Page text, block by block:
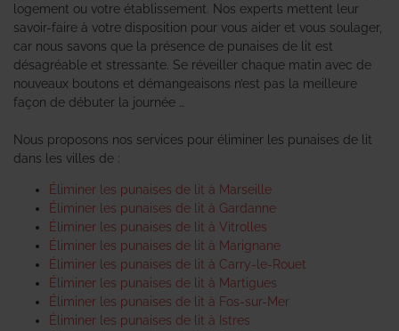
logement ou votre établissement. Nos experts mettent leur
savoir-faire à votre disposition pour vous aider et vous soulager,
car nous savons que la présence de punaises de lit est
désagréable et stressante. Se réveiller chaque matin avec de
nouveaux boutons et démangeaisons n’est pas la meilleure
façon de débuter la journée …
Nous proposons nos services pour éliminer les punaises de lit
dans les villes de :
Éliminer les punaises de lit à Marseille
Éliminer les punaises de lit à Gardanne
Éliminer les punaises de lit à Vitrolles
Éliminer les punaises de lit à Marignane
Éliminer les punaises de lit à Carry-le-Rouet
Éliminer les punaises de lit à Martigues
Éliminer les punaises de lit à Fos-sur-Mer
Éliminer les punaises de lit à Istres